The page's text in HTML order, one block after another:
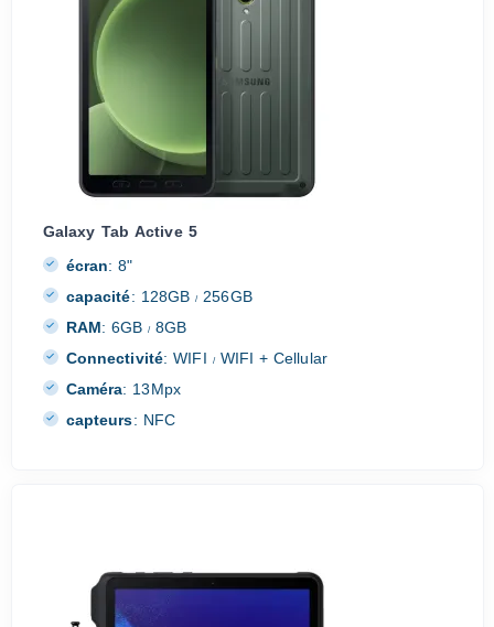
Galaxy Tab Active 5
écran: 8"
capacité: 128GB/ 256GB
RAM: 6GB/ 8GB
Connectivité: WIFI /WIFI + Cellular
Caméra: 13Mpx
capteurs: NFC